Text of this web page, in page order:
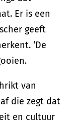
Er is een
geeft
‘De
van
die zegt dat
en cultuur